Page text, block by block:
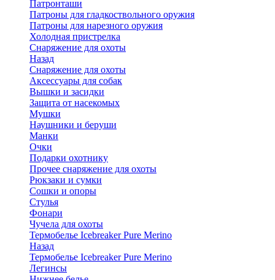
Патронташи
Патроны для гладкоствольного оружия
Патроны для нарезного оружия
Холодная пристрелка
Снаряжение для охоты
Назад
Снаряжение для охоты
Аксессуары для собак
Вышки и засидки
Защита от насекомых
Мушки
Наушники и беруши
Манки
Очки
Подарки охотнику
Прочее снаряжение для охоты
Рюкзаки и сумки
Сошки и опоры
Стулья
Фонари
Чучела для охоты
Термобелье Icebreaker Pure Merino
Назад
Термобелье Icebreaker Pure Merino
Легинсы